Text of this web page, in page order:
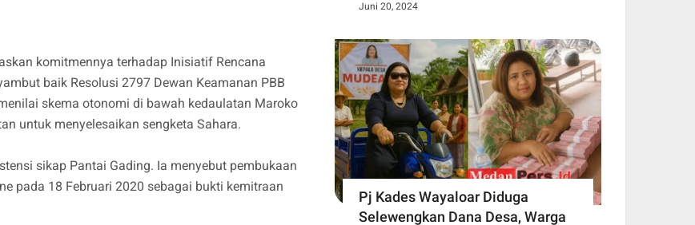
komitmennya terhadap Inisiatif Rencana
baik Resolusi 2797 Dewan Keamanan PBB
skema otonomi di bawah kedaulatan Maroko
untuk menyelesaikan sengketa Sahara.
sikap Pantai Gading. Ia menyebut pembukaan
pada 18 Februari 2020 sebagai bukti kemitraan
Juni 20, 2024
Pj Kades Wayaloar Diduga
Selewengkan Dana Desa, Warga